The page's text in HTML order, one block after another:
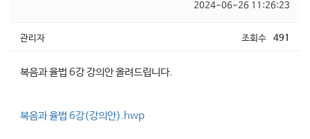
2024-06-26 11:26:23
관리자 조회수 491
복음과 율법 6강 강의안 올려드립니다.
복음과 율법 6강(강의안).hwp